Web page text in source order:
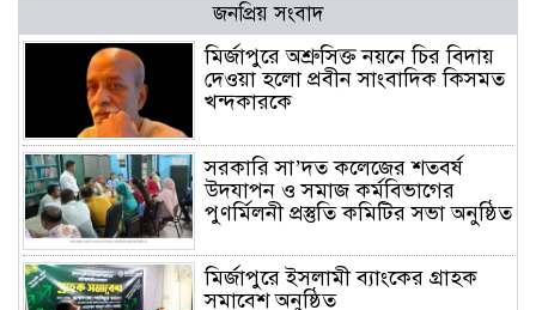
জনপ্রিয় সংবাদ
মির্জাপুরে অশ্রুসিক্ত নয়নে চির বিদায়
দেওয়া হলো প্রবীন সাংবাদিক কিসমত
খন্দকারকে
সরকারি সা’দত কলেজের শতবর্ষ
উদযাপন ও সমাজ কর্মবিভাগের
পুণর্মিলনী প্রস্তুতি কমিটির সভা অনুষ্ঠিত
মির্জাপুরে ইসলামী ব্যাংকের গ্রাহক
সমাবেশ অনুষ্ঠিত